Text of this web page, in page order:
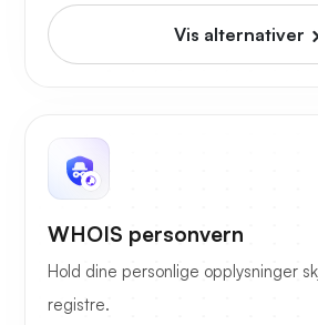
Vis alternativer
WHOIS personvern
Hold dine personlige opplysninger
registre.